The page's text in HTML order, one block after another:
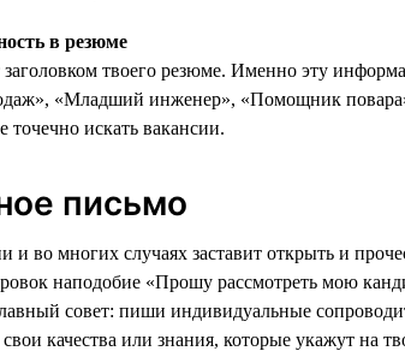
в резюме
твоего резюме. Именно эту
«Младший инженер», «Помощник
точечно искать вакансии.
письмо
и во многих случаях заставит открыть и
наподобие «Прошу рассмотреть мою
совет: пиши индивидуальные
качества или знания, которые укажут